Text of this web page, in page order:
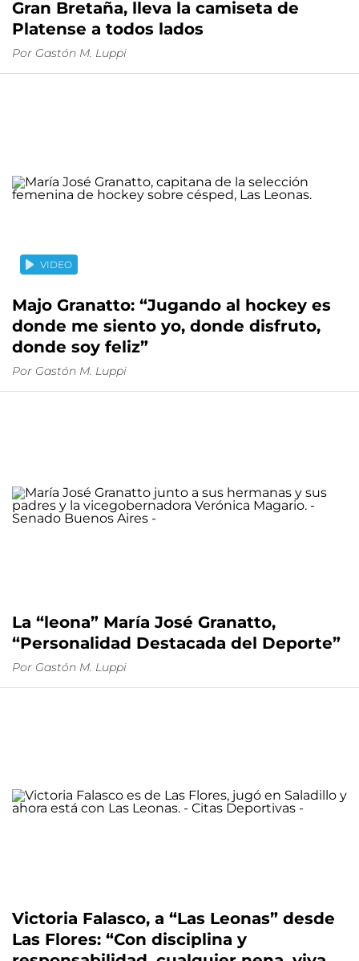
Gran Bretaña, lleva la camiseta de
Platense a todos lados
Por Gastón M. Luppi
VIDEO
Majo Granatto: “Jugando al hockey es
donde me siento yo, donde disfruto,
donde soy feliz”
Por Gastón M. Luppi
La “leona” María José Granatto,
“Personalidad Destacada del Deporte”
Por Gastón M. Luppi
Victoria Falasco, a “Las Leonas” desde
Las Flores: “Con disciplina y